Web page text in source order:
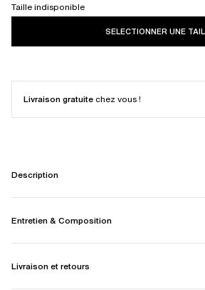
Taille indisponible
SELECTIONNER UNE
Livraison gratuite chez vous !
Description
Entretien & Composition
Livraison et retours